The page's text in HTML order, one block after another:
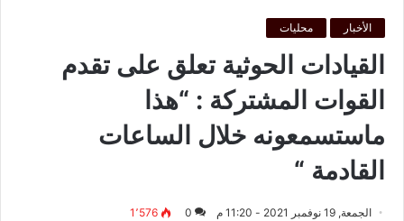
الأخبار محليات
القيادات الحوثية تعلق على تقدم
القوات المشتركة : “هذا
ماستسمعونه خلال الساعات
القادمة “
الجمعة, 19 نوفمبر 2021 - 11:20 م 0 1٬576